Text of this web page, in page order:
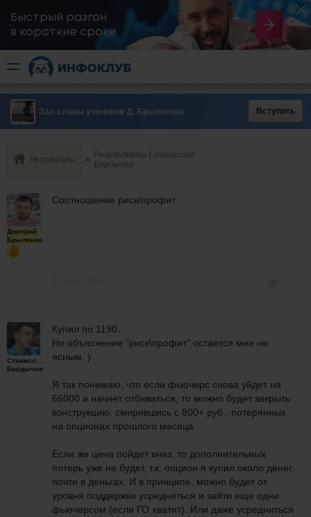
Быстрый разгон
​в короткие сроки
Зал славы учеников Д. Брылякова Вступить
Результаты
Результаты Станислав
Бардычев
Дмитрий
Брыляков
Соотношение риск/профит
Станислав
Бардычев
Купил по 1190.
Но объяснение "риск\профит" остается мне не
ясным. )
Я так понимаю, что если фьючерс снова уйдет на
66000 и начнет отбиваться, то можно будет закрыть
конструкцию, смирившись с 800+ руб., потерянных
на опционах прошлого месяца.
Если же цена пойдет вниз, то дополнительных
потерь уже не будет, т.к. опцион я купил около денег,
почти в деньгах. И в принципе, можно будет от
уровня поддержки усредниться и зайти еще одни
фьючерсом (если ГО хватит). Или даже усредниться